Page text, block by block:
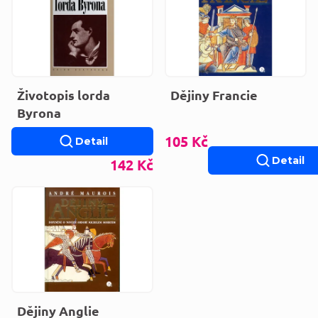
Životopis lorda
Byrona
142 Kč
Detail
Dějiny Francie
105 Kč
Detail
Dějiny Anglie